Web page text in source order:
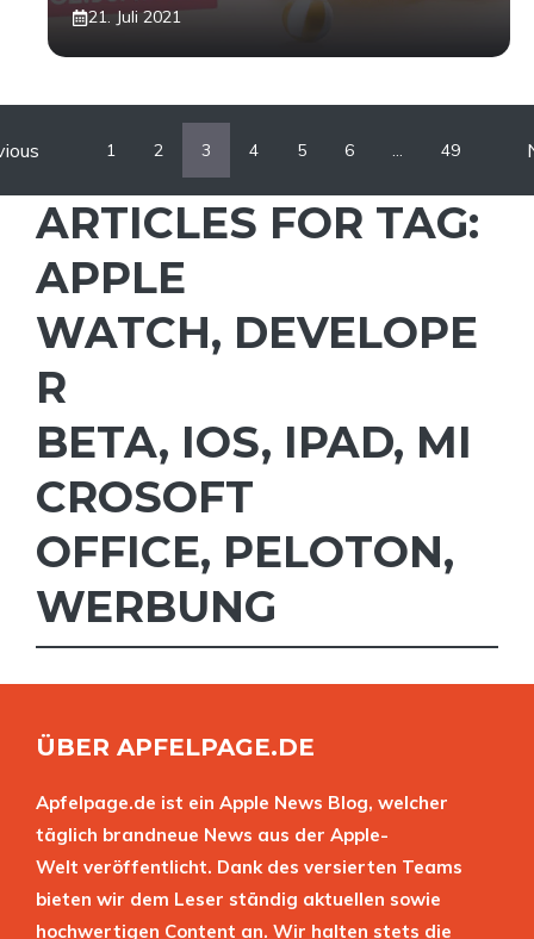
21. Juli 2021
1 2 3 4 5 6 … 49
ARTICLES FOR TAG:
APPLE
WATCH, DEVELOPE
R
BETA, IOS, IPAD, MI
CROSOFT
OFFICE, PELOTON,
WERBUNG
ÜBER APFELPAGE.DE
Apfelpage.de ist ein Apple News Blog, welcher
täglich brandneue News aus der Apple-
Welt veröffentlicht. Dank des versierten Teams
bieten wir dem Leser ständig aktuellen sowie
hochwertigen Content an. Wir halten stets die